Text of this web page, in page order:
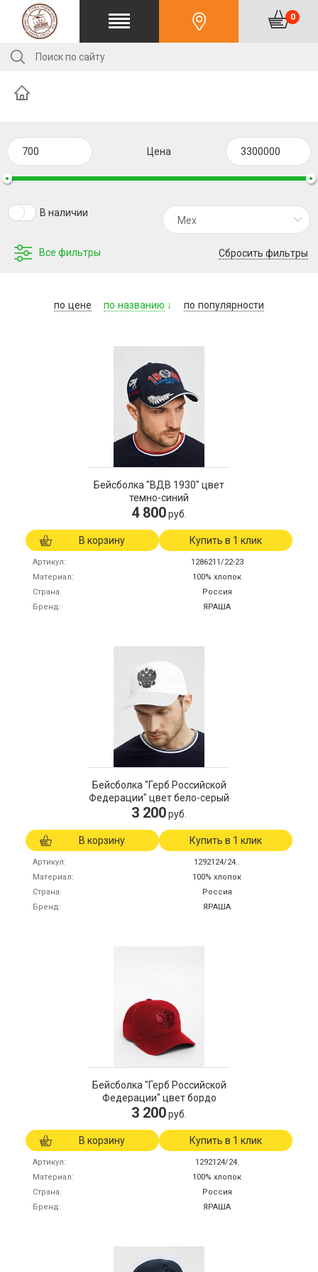
0
Цена
В наличии
Мех
Все фильтры Сбросить фильтры
по цене по названию по популярности
Бейсболка "ВДВ 1930" цвет
темно-синий
4 800руб.
В корзину Купить в 1 клик
Артикул
1286211/22-23
Материал
100% хлопок
Страна
Россия
Бренд
ЯРАША
Бейсболка "Герб Российской
Федерации" цвет бело-серый
3 200руб.
В корзину Купить в 1 клик
Артикул
1292124/24..
Материал
100% хлопок
Страна
Россия
Бренд
ЯРАША
Бейсболка "Герб Российской
Федерации" цвет бордо
3 200руб.
В корзину Купить в 1 клик
Артикул
1292124/24.
Материал
100% хлопок
Страна
Россия
Бренд
ЯРАША